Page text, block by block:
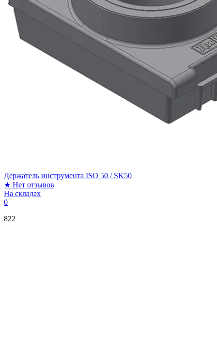
Держатель инструмента ISO 50 / SK50
★ Нет отзывов
На складах
0
822